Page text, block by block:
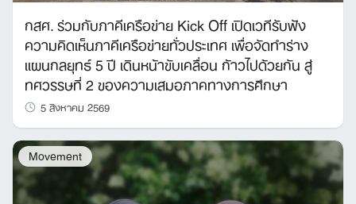
กสศ. ร่วมกับภาคีเครือข่าย Kick Off เปิดเวทีรับฟัง
ความคิดเห็นภาคีเครือข่ายทั่วประเทศ เพื่อจัดทำร่าง
แผนกลยุทธ์ 5 ปี เดินหน้าขับเคลื่อน ก้าวไปด้วยกัน สู่
ทศวรรษที่ 2 ของความเสมอภาคทางการศึกษา
5 สิงหาคม 2569
Movement